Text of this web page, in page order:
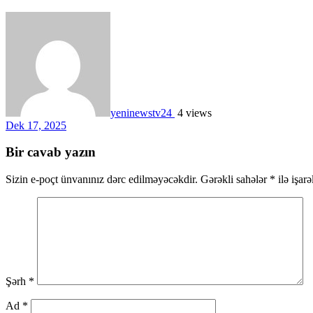
yeninewstv24 4 views
Dek 17, 2025
Bir cavab yazın
Sizin e-poçt ünvanınız dərc edilməyəcəkdir. Gərəkli sahələr * ilə
Şərh *
Ad *